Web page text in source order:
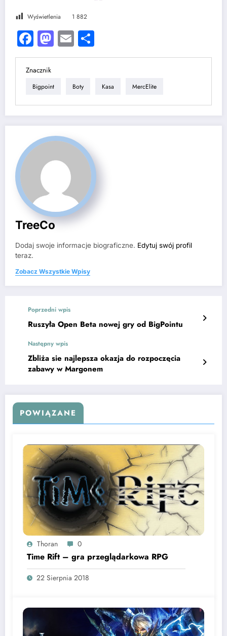
Wyświetlenia 1 882
Facebook
Mastodon
Email
Znacznik
Bigpoint Boty Kasa MercElite
TreeCo
Dodaj swoje informacje biograficzne. Edytuj swój profil
teraz.
Zobacz Wszystkie Wpisy
Poprzedni wpis
Ruszyła Open Beta nowej gry od BigPointu
Następny wpis
Zbliża sie najlepsza okazja do rozpoczęcia
zabawy w Margonem
POWIĄZANE
Thoran 0
Time Rift – gra przeglądarkowa RPG
22 Sierpnia 2018